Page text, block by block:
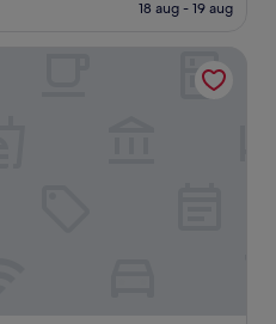
18 aug - 19 aug